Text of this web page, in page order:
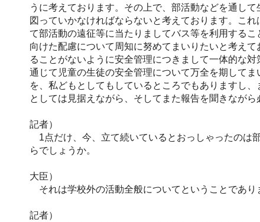
うに考えております。その上で、部活動などを通し
図っていかなければならないと考えております。こ
て部活動の遠征等に当たりましてバス等を利用する
向けた配慮について周知に努めてまいりたいと考え
ることがないように安全管理につきまして一体的な
通じて児童の生徒の安全管理について万全を期して
を、私どもとしてもしているところでもありますし
としては見据えながら、そしてまた報告を聞きなが
記者）
1点だけ、今、立て続いているとおっしゃったのは
らでしょうか。
大臣）
それは学校外の活動全般についてということであり
記者）